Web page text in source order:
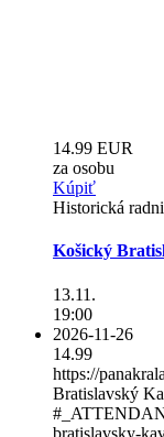
14.99 EUR
za osobu
Kúpiť
Historická
Košický
13.11.
19:00
2026-11-26
14.99
https://
Bratislavský
bratislavsky-